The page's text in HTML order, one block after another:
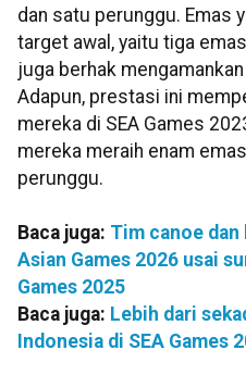
dan satu perunggu. Emas
target awal, yaitu tiga
juga berhak
Adapun, prestasi ini
mereka di SEA Games
mereka meraih enam
perunggu.
Baca juga: Tim canoe dan
Asian Games 2026 usai
Games 2025
Baca juga: Lebih dari
Indonesia di SEA Games